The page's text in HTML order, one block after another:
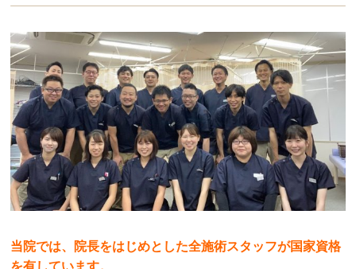
当院では、院長をはじめとした全施術スタッフが国家資格